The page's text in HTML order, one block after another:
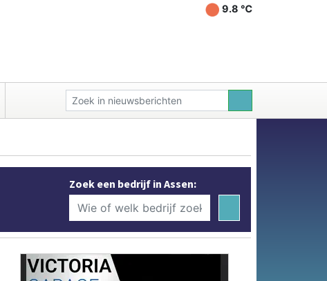
9.8 ℃
Zoek een bedrijf in Assen: